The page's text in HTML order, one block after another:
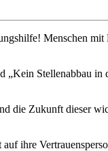
Menschen mit
„Kein Stellenabbau in
die Zukunft dieser
ihre